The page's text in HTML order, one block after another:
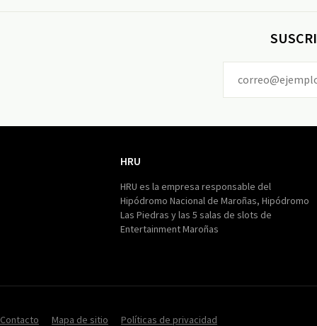
HRU
HRU es la empresa responsable del
Hipódromo Nacional de Maroñas, Hipódromo
Las Piedras y las 5 salas de slots de
Entertainment Maroñas
Contacto Mapa de sitio Políticas de privacidad